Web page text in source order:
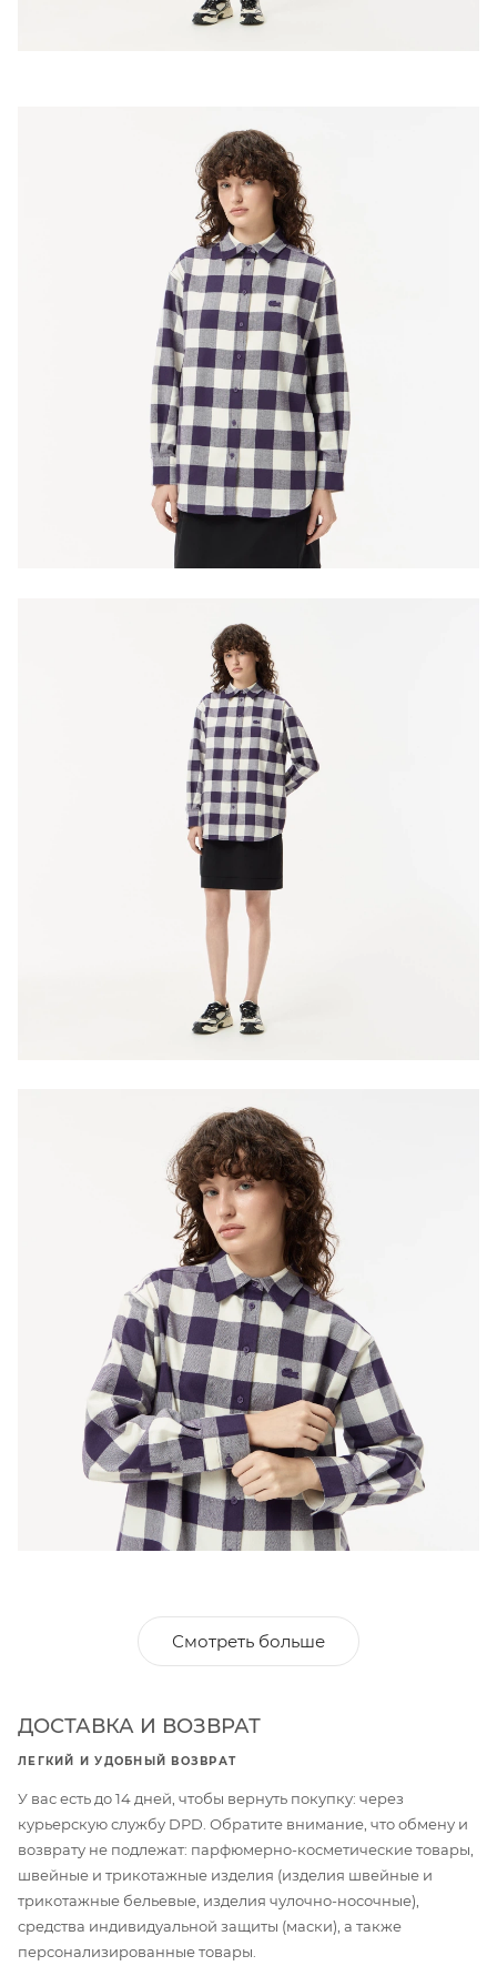
Смотреть больше
ДОСТАВКА И ВОЗВРАТ
ЛЕГКИЙ И УДОБНЫЙ ВОЗВРАТ
У вас есть до 14 дней, чтобы вернуть покупку: через
курьерскую службу DPD. Обратите внимание, что обмену и
возврату не подлежат: парфюмерно-косметические товары,
швейные и трикотажные изделия (изделия швейные и
трикотажные бельевые, изделия чулочно-носочные),
средства индивидуальной защиты (маски), а также
персонализированные товары.